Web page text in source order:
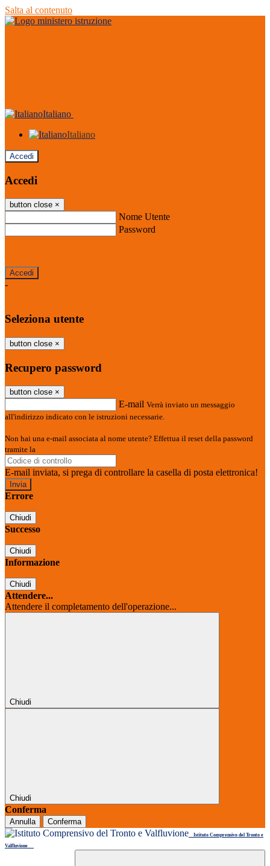
Salta al contenuto
Italiano
Italiano
Accedi
Accedi
button close ×
Nome Utente
Password
-
Seleziona utente
button close ×
Recupero password
button close ×
E-mail Verrà inviato un messaggio
all'indirizzo indicato con le istruzioni necessarie.
Non hai una e-mail associata al nome utente? Effettua il reset della password
tramite la
E-mail inviata, si prega di controllare la casella di posta elettronica!
Errore
Chiudi
Successo
Chiudi
Informazione
Chiudi
Attendere...
Attendere il completamento dell'operazione...
Chiudi
Chiudi
Conferma
Annulla Conferma
Istituto Comprensivo del Tronto e
Valfluvione